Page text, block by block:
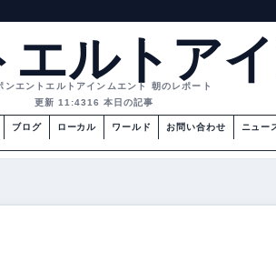
ルトア
ンエントエルトアインムエント 朝のレポート
更新 11:4316 本日の記事
ブログ ローカル ワールド お問い合わせ ニュー